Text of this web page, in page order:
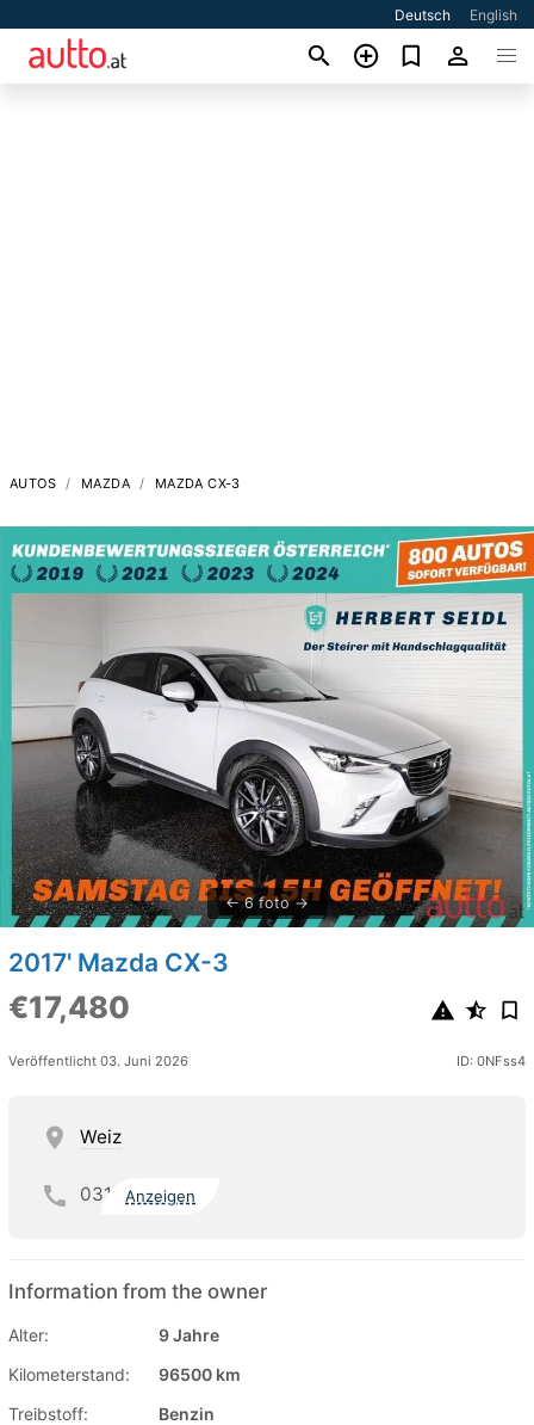
Deutsch English
AUTOS MAZDA MAZDA CX-3
6 foto
2017' Mazda CX-3
€17,480
Veröffentlicht 03. Juni 2026 ID: 0NFss4
Weiz
031 Anzeigen
Information from the owner
Alter:
9 Jahre
Kilometerstand:
96500 km
Treibstoff:
Benzin